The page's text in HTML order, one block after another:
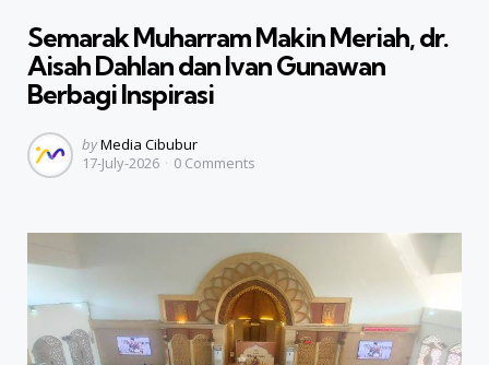
Semarak Muharram Makin Meriah, dr.
Aisah Dahlan dan Ivan Gunawan
Berbagi Inspirasi
Posted
by
byMedia Cibubur
17-July-2026
0 Comments